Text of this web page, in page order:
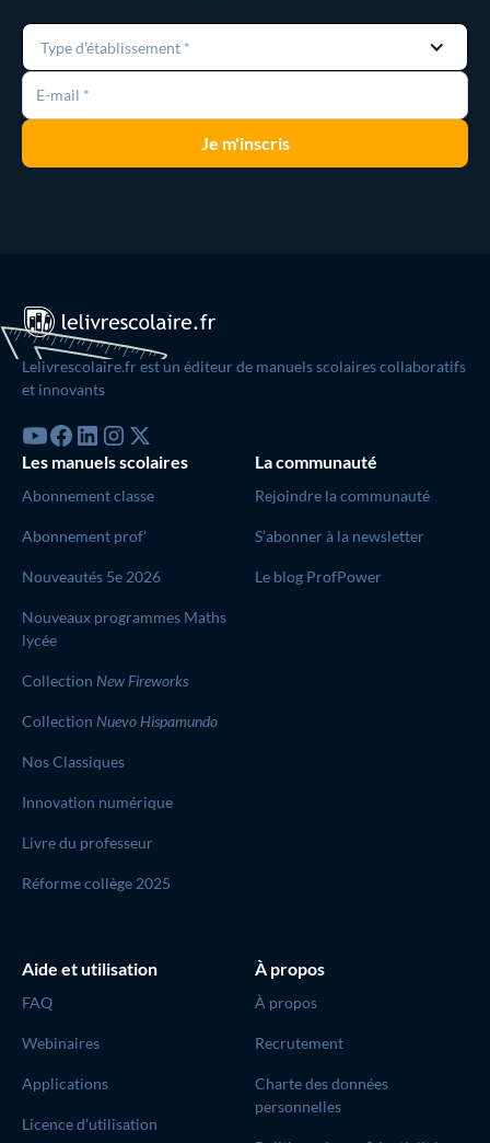
Type d'établissement *
Lelivrescolaire.fr est un éditeur de manuels scolaires collaboratifs
et innovants
Les manuels scolaires
Abonnement classe
Abonnement prof'
Nouveautés 5e 2026
Nouveaux programmes Maths
lycée
Collection New Fireworks
Collection Nuevo Hispamundo
Nos Classiques
Innovation numérique
Livre du professeur
Réforme collège 2025
La communauté
Rejoindre la communauté
S’abonner à la newsletter
Le blog ProfPower
Aide et utilisation
FAQ
Webinaires
Applications
Licence d'utilisation
À propos
À propos
Recrutement
Charte des données
personnelles